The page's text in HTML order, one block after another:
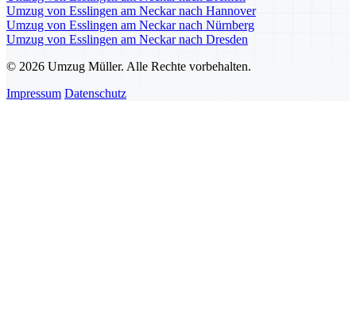
Umzug von Esslingen am Neckar nach Hannover
Umzug von Esslingen am Neckar nach Nürnberg
Umzug von Esslingen am Neckar nach Dresden
© 2026 Umzug Müller. Alle Rechte vorbehalten.
Impressum Datenschutz